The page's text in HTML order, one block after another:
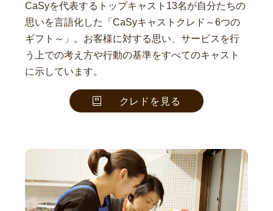
CaSyを代表するトップキャスト13名が自分たちの
思いを言語化した「CaSyキャストクレド～6つの
ギフト～」。お客様に対する思い、サービスを行
う上での考え方や行動の基準をすべてのキャスト
に示しています。
クレドを見る